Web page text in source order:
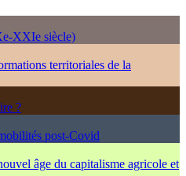
XXIe siècle)
territoriales de la
?
post-Covid
âge du capitalisme agricole et